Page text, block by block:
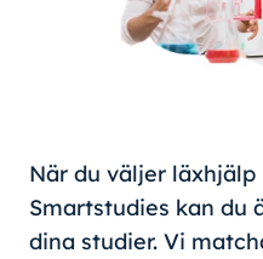
När du väljer
Smartstudies kan du
dina studier. Vi